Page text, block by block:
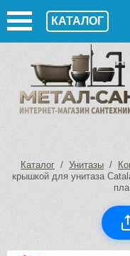
КАТАЛОГ
Каталог / Унитазы /
крышкой для унитаза